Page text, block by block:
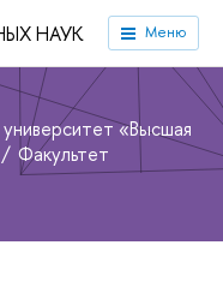
НАУК Меню
«Высшая
Факультет